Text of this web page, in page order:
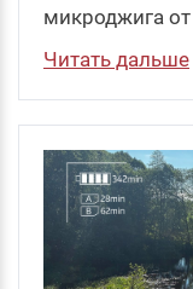
микроджига
Читать дальше